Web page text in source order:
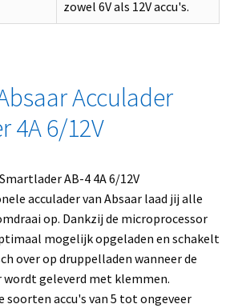
zowel 6V als 12V accu's.
Acculader
4A 6/12V
AB-4 4A 6/12V
acculader van Absaar laad jij alle
op. Dankzij de microprocessor
mogelijk opgeladen en schakelt
over op druppelladen wanneer de
wordt geleverd met klemmen.
soorten accu's van 5 tot ongeveer